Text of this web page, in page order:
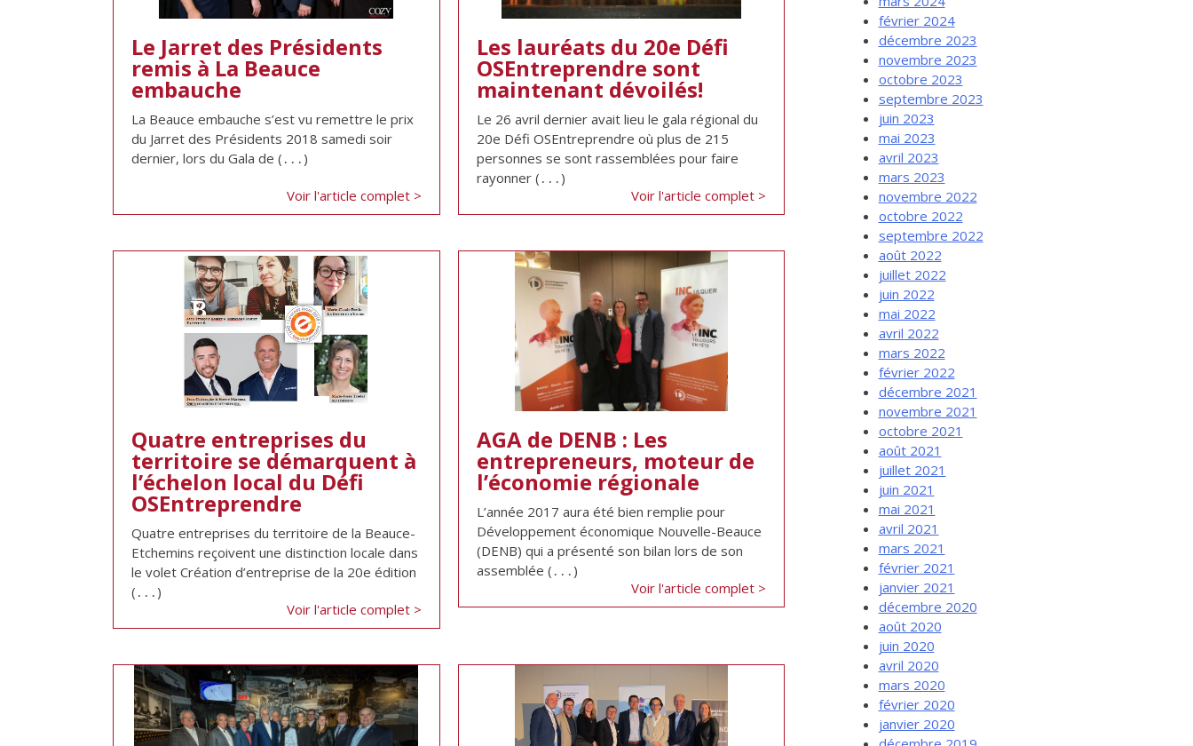
Le Jarret des Présidents
remis à La Beauce
embauche
La Beauce embauche s’est vu remettre le prix
du Jarret des Présidents 2018 samedi soir
dernier, lors du Gala de (․․․)
Voir l'article complet >
Les lauréats du 20e Défi
OSEntreprendre sont
maintenant dévoilés!
Le 26 avril dernier avait lieu le gala régional du
20e Défi OSEntreprendre où plus de 215
personnes se sont rassemblées pour faire
rayonner (․․․)
Voir l'article complet >
Quatre entreprises du
territoire se démarquent à
l’échelon local du Défi
OSEntreprendre
Quatre entreprises du territoire de la Beauce-
Etchemins reçoivent une distinction locale dans
le volet Création d’entreprise de la 20e édition
(․․․)
Voir l'article complet >
AGA de DENB : Les
entrepreneurs, moteur de
l’économie régionale
L’année 2017 aura été bien remplie pour
Développement économique Nouvelle-Beauce
(DENB) qui a présenté son bilan lors de son
assemblée (․․․)
Voir l'article complet >
février 2024
décembre 2023
novembre 2023
octobre 2023
septembre 2023
juin 2023
mai 2023
avril 2023
mars 2023
novembre 2022
octobre 2022
septembre 2022
août 2022
juillet 2022
juin 2022
mai 2022
avril 2022
mars 2022
février 2022
décembre 2021
novembre 2021
octobre 2021
août 2021
juillet 2021
juin 2021
mai 2021
avril 2021
mars 2021
février 2021
janvier 2021
décembre 2020
août 2020
juin 2020
avril 2020
mars 2020
février 2020
janvier 2020